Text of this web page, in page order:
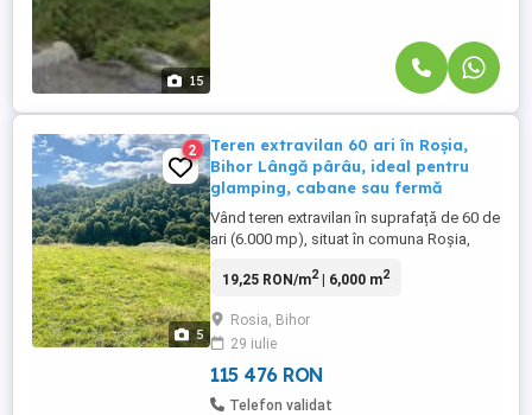
15
5
2
Teren extravilan 60 ari în Roșia,
Bihor Lângă pârâu, ideal pentru
glamping, cabane sau fermă
Vând teren extravilan în suprafață de 60 de
ari (6.000 mp), situat în comuna Roșia,
într-un cadru natural de poveste, fiind o
doresc o investiție în ecoturism
(glamping, camping, structuri mobile), o
fermă retrasă sau ...
19,25 RON/m2| 6,000 m2
Rosia, Bihor
29 iulie
115 476 RON
Telefon validat